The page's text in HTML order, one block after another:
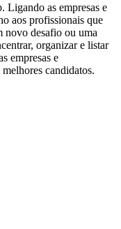
Ligando as empresas e
aos profissionais que
novo desafio ou uma
organizar e listar
empresas e
candidatos.